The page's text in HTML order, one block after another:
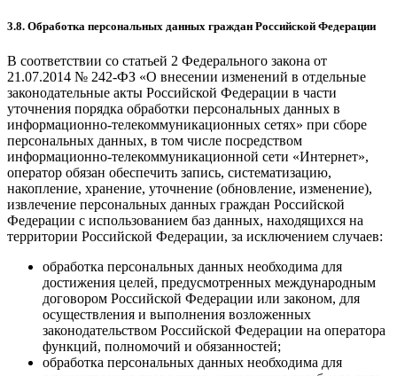
3.8. Обработка персональных данных граждан Российской Федерации
В соответствии со статьей 2 Федерального закона от
21.07.2014 № 242-ФЗ «О внесении изменений в отдельные
законодательные акты Российской Федерации в части
уточнения порядка обработки персональных данных в
информационно-телекоммуникационных сетях» при сборе
персональных данных, в том числе посредством
информационно-телекоммуникационной сети «Интернет»,
оператор обязан обеспечить запись, систематизацию,
накопление, хранение, уточнение (обновление, изменение),
извлечение персональных данных граждан Российской
Федерации с использованием баз данных, находящихся на
территории Российской Федерации, за исключением случаев:
обработка персональных данных необходима для
достижения целей, предусмотренных международным
договором Российской Федерации или законом, для
осуществления и выполнения возложенных
законодательством Российской Федерации на оператора
функций, полномочий и обязанностей;
обработка персональных данных необходима для